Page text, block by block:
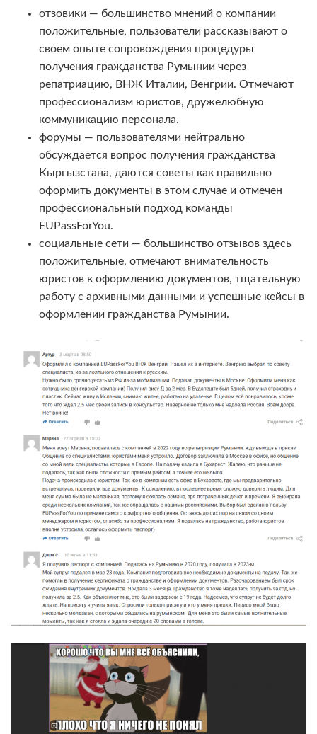
отзовики — большинство мнений о компании
положительные, пользователи рассказывают о
своем опыте сопровождения процедуры
получения гражданства Румынии через
репатриацию, ВНЖ Италии, Венгрии. Отмечают
профессионализм юристов, дружелюбную
коммуникацию персонала.
форумы — пользователями нейтрально
обсуждается вопрос получения гражданства
Кыргызстана, даются советы как правильно
оформить документы в этом случае и отмечен
профессиональный подход команды
EUPassForYou.
социальные сети — большинство отзывов здесь
положительные, отмечают внимательность
юристов к оформлению документов, тщательную
работу с архивными данными и успешные кейсы в
оформлении гражданства Румынии.